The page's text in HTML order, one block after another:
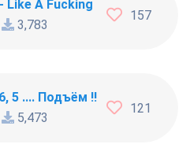
A Fucking Newbie
3,783
157
5 .... Подъём !!!
5,473
121